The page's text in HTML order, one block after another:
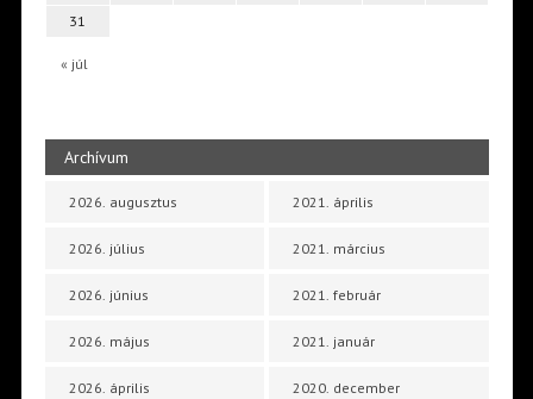
« júl
31
Archívum
2026. augusztus
2026. július
2026. június
2026. május
2026. április
2021. április
2021. március
2021. február
2021. január
2020. december